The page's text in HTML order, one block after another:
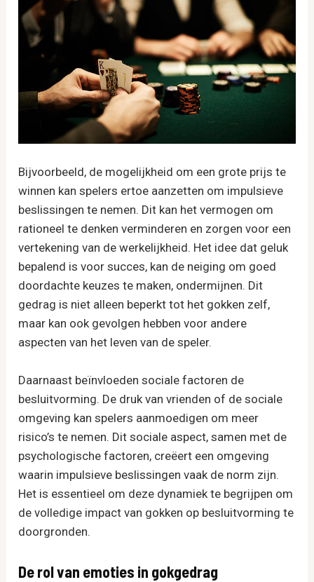
Bijvoorbeeld, de mogelijkheid om een grote prijs te
winnen kan spelers ertoe aanzetten om impulsieve
beslissingen te nemen. Dit kan het vermogen om
rationeel te denken verminderen en zorgen voor een
vertekening van de werkelijkheid. Het idee dat geluk
bepalend is voor succes, kan de neiging om goed
doordachte keuzes te maken, ondermijnen. Dit
gedrag is niet alleen beperkt tot het gokken zelf,
maar kan ook gevolgen hebben voor andere
aspecten van het leven van de speler.
Daarnaast beïnvloeden sociale factoren de
besluitvorming. De druk van vrienden of de sociale
omgeving kan spelers aanmoedigen om meer
risico’s te nemen. Dit sociale aspect, samen met de
psychologische factoren, creëert een omgeving
waarin impulsieve beslissingen vaak de norm zijn.
Het is essentieel om deze dynamiek te begrijpen om
de volledige impact van gokken op besluitvorming te
doorgronden.
De rol van emoties in gokgedrag